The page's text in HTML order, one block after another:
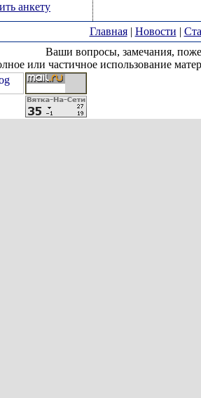
анкету
Главная| Новости |
Ваши вопросы, замечания,
или частичное использование